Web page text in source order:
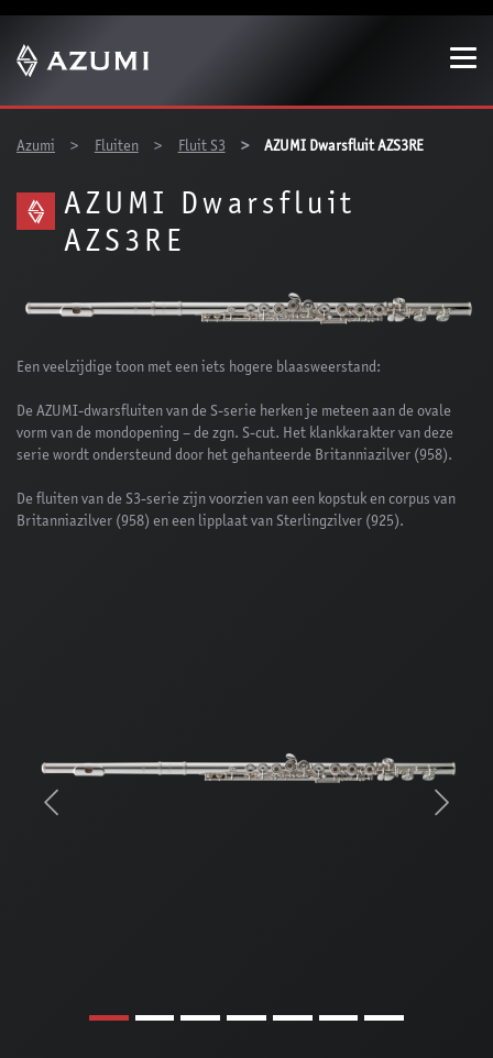
Azumi
Fluiten Fluit S3 AZUMI Dwarsfluit AZS3RE
AZUMI Dwarsfluit
AZS3RE
Een veelzijdige toon met een iets hogere blaasweerstand:
De AZUMI-dwarsfluiten van de S-serie herken je meteen aan de ovale
vorm van de mondopening – de zgn. S-cut. Het klankkarakter van deze
serie wordt ondersteund door het gehanteerde Britanniazilver (958).
De fluiten van de S3-serie zijn voorzien van een kopstuk en corpus van
Britanniazilver (958) en een lipplaat van Sterlingzilver (925).
Previous Next